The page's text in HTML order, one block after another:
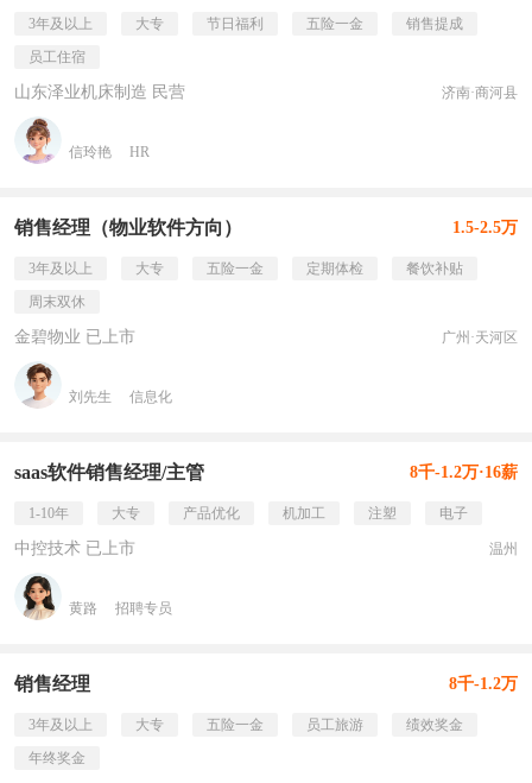
3年及以上 大专 节日福利 五险一金
销售提成
员工住宿
山东泽业机床制造 民营 济南·商河县
信玲艳 HR
销售经理（物业软件方向） 1.5-2.5万
3年及以上 大专 五险一金 定期体检
餐饮补贴
周末双休
金碧物业 已上市 广州·天河区
刘先生 信息化
saas软件销售经理/主管 8千-1.2万·16薪
1-10年 大专 产品优化 机加工 注塑 电子
中控技术 已上市 温州
黄路 招聘专员
销售经理 8千-1.2万
3年及以上 大专 五险一金 员工旅游
绩效奖金
年终奖金